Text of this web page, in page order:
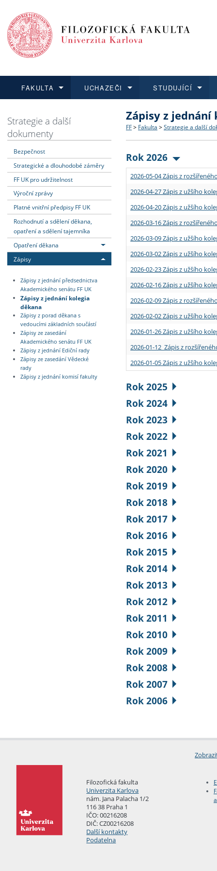
FAKULTA
Dozvědět se více
Struktura a historie
Strategie a další
Podpora a benefity pro
Absolventi fakulty
UCHAZEČI
Podat přihlášku
Co studovat a jak se
Učitelské studijní
Informace k průběhu
STUDUJÍCÍ
Dozvědět se více
Bakalářské a magisterské
Doktorské studium
Rigorózní řízení
Dozvědět se více
O vědě a výzkumu na FF
Akademické kvalifikace
Granty a projekty
Dozvědět se více
Aktuální nabídky a
Vyjíždějící studenti
Přijíždějící studenti
Vyjíždějící zaměstnanci
Strategie a další
dokumenty
Bezpečnost
Strategické a dlouhodobé záměry
FF UK pro udržitelnost
Výroční zprávy
Platné vnitřní předpisy FF UK
Rozhodnutí a sdělení děkana,
opatření a sdělení tajemníka
Opatření děkana
Zápisy
Zápisy z jednání předsednictva
Akademického senátu FF UK
Zápisy z jednání kolegia
děkana
Zápisy z porad děkana s
vedoucími základních součástí
Zápisy ze zasedání
Akademického senátu FF UK
Zápisy z jednání Ediční rady
Zápisy ze zasedání Vědecké
rady
Zápisy z jednání komisí fakulty
Zápisy z jednání
FF > Fakulta > Strategie a další
Rok 2026
2026-05-04 Zápis z
2026-04-27 Zápis z užšího
2026-04-20 Zápis z užšího
2026-03-16 Zápis z
2026-03-09 Zápis z užšího
2026-03-02 Zápis z užšího
2026-02-23 Zápis z užšího
2026-02-16 Zápis z užšího
2026-02-09 Zápis z
2026-02-02 Zápis z užšího
2026-01-26 Zápis z užšího
2026-01-12 Zápis z
2026-01-05 Zápis z užšího
Rok 2025
Rok 2024
Rok 2023
Rok 2022
Rok 2021
Rok 2020
Rok 2019
Rok 2018
Rok 2017
Rok 2016
Rok 2015
Rok 2014
Rok 2013
Rok 2012
Rok 2011
Rok 2010
Rok 2009
Rok 2008
Rok 2007
Rok 2006
Filozofická fakulta
Univerzita Karlova
nám. Jana Palacha 1/2
116 38 Praha 1
IČO: 00216208
DIČ: CZ00216208
Další kontakty
Podatelna